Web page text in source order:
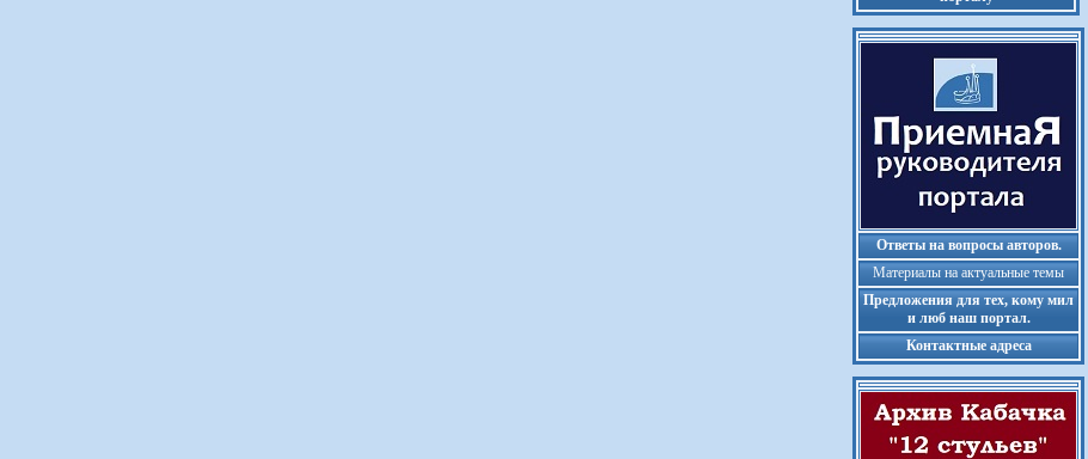
Ответы на вопросы авторов.
Материалы на актуальные темы
Предложения для тех, кому мил
и люб наш портал.
Контактные адреса